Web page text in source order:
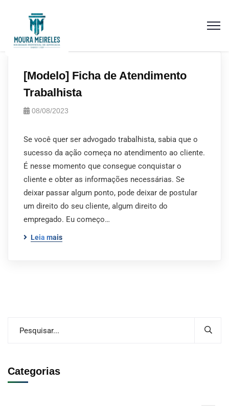
[Modelo] Ficha de Atendimento
Trabalhista
08/08/2023
Se você quer ser advogado trabalhista, sabia que o
sucesso da ação começa no atendimento ao cliente.
É nesse momento que consegue conquistar o
cliente e obter as informações necessárias. Se
deixar passar algum ponto, pode deixar de postular
um direito do seu cliente, algum direito do
empregado. Eu começo…
Leia mais
Categorias